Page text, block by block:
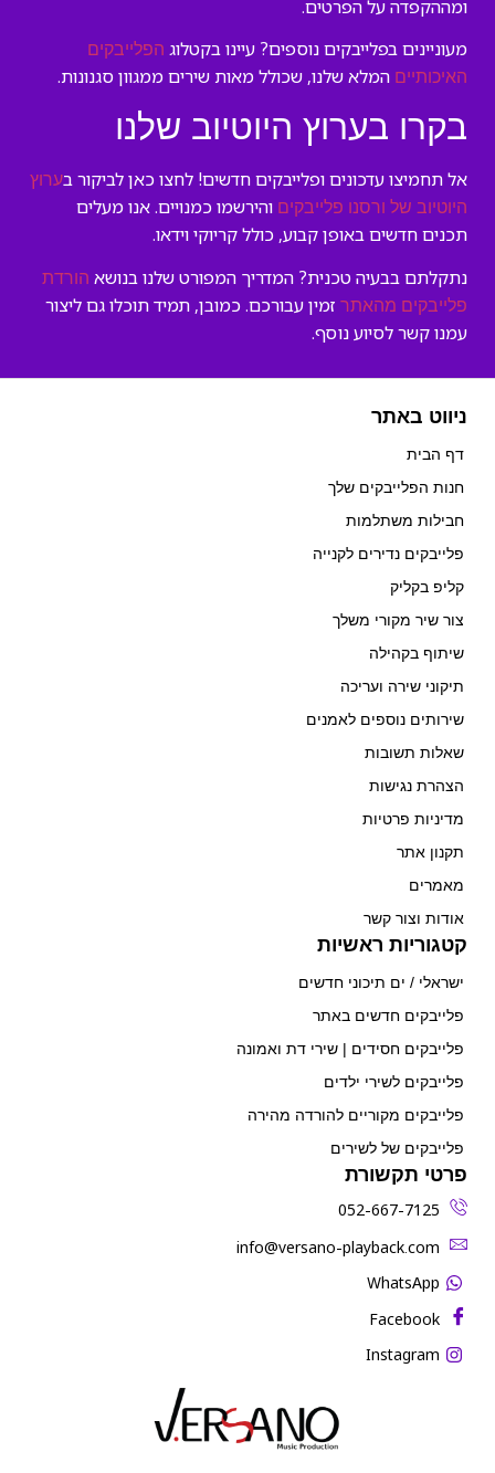
ומההקפדה על הפרטים.
מעוניינים בפלייבקים נוספים? עיינו בקטלוג הפלייבקים
האיכותיים המלא שלנו, שכולל מאות שירים ממגוון סגנונות.
בקרו בערוץ היוטיוב שלנו
אל תחמיצו עדכונים ופלייבקים חדשים! לחצו כאן לביקור בערוץ
היוטיוב של ורסנו פלייבקים והירשמו כמנויים. אנו מעלים
תכנים חדשים באופן קבוע, כולל קריוקי וידאו.
נתקלתם בבעיה טכנית? המדריך המפורט שלנו בנושא הורדת
פלייבקים מהאתר זמין עבורכם. כמובן, תמיד תוכלו גם ליצור
עמנו קשר לסיוע נוסף.
ניווט באתר
דף הבית
חנות הפלייבקים שלך
חבילות משתלמות
פלייבקים נדירים לקנייה
קליפ בקליק
צור שיר מקורי משלך
שיתוף בקהילה
תיקוני שירה ועריכה
שירותים נוספים לאמנים
שאלות תשובות
הצהרת נגישות
מדיניות פרטיות
תקנון אתר
מאמרים
אודות וצור קשר
קטגוריות ראשיות
ישראלי / ים תיכוני חדשים
פלייבקים חדשים באתר
פלייבקים חסידים | שירי דת ואמונה
פלייבקים לשירי ילדים
פלייבקים מקוריים להורדה מהירה
פלייבקים של לשירים
פרטי תקשורת
052-667-7125
‫info@versano-playback.com‬
WhatsApp
Facebook
Instagram